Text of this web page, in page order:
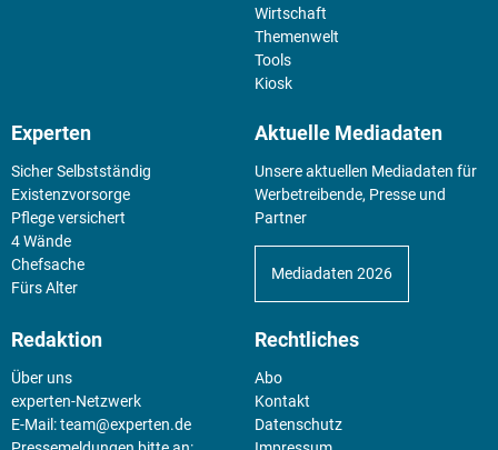
Wirtschaft
Themenwelt
Tools
Kiosk
Experten
Sicher Selbstständig
Existenz­vorsorge
Pflege versichert
4 Wände
Chefsache
Fürs Alter
Aktuelle Mediadaten
Unsere aktuellen Mediadaten für
Werbetreibende, Presse und
Partner
Mediadaten 2026
Redaktion
Über uns
experten-Netzwerk
E-Mail:team@experten.de
Rechtliches
Abo
Kontakt
Datenschutz